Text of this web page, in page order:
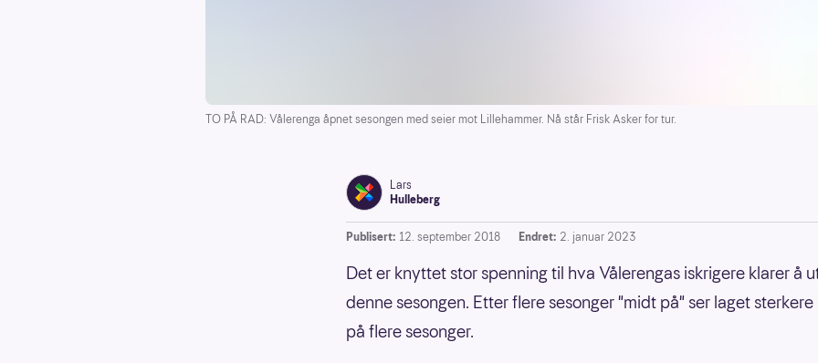
TO PÅ RAD: Vålerenga åpnet sesongen med seier mot Lillehammer. Nå står Frisk Asker for tur.
Lars
Hulleberg
Publisert: 12. september 2018 Endret: 2. januar 2023
Det er knyttet stor spenning til hva Vålerengas iskrigere klarer å
denne sesongen. Etter flere sesonger "midt på" ser laget sterkere
på flere sesonger.